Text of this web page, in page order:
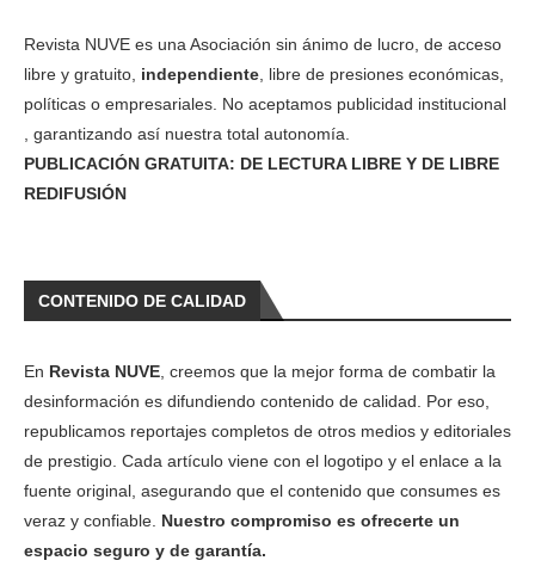
Revista NUVE es una Asociación sin ánimo de lucro, de acceso
libre y gratuito, independiente , libre de presiones económicas,
políticas o empresariales. No aceptamos publicidad institucional
, garantizando así nuestra total autonomía.
PUBLICACIÓN GRATUITA: DE LECTURA LIBRE Y DE LIBRE
REDIFUSIÓN
CONTENIDO DE CALIDAD
En Revista NUVE , creemos que la mejor forma de combatir la
desinformación es difundiendo contenido de calidad. Por eso,
republicamos reportajes completos de otros medios y editoriales
de prestigio. Cada artículo viene con el logotipo y el enlace a la
fuente original, asegurando que el contenido que consumes es
veraz y confiable. Nuestro compromiso es ofrecerte un
espacio seguro y de garantía.